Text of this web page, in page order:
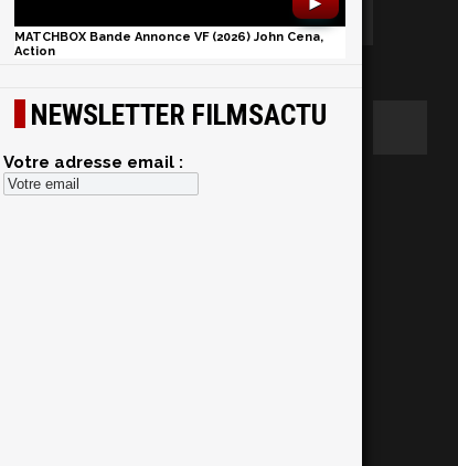
MATCHBOX Bande Annonce VF (2026) John Cena,
Action
NEWSLETTER FILMSACTU
Votre adresse email :